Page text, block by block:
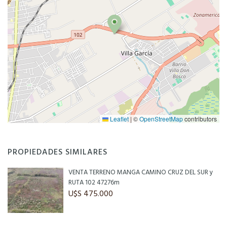
Leaflet |©OpenStreetMapcontributors
PROPIEDADES SIMILARES
VENTA TERRENO MANGA CAMINO CRUZ DEL SUR y
RUTA 102 47276m
U$S 475.000